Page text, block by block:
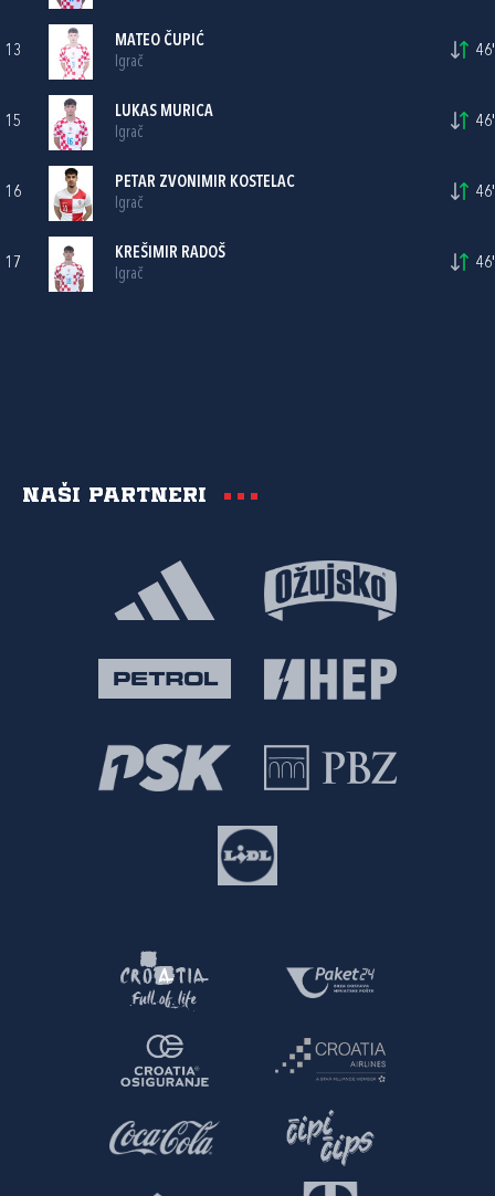
13
MATEO ČUPIĆ
Igrač
46'
15
LUKAS MURICA
Igrač
46'
16
PETAR ZVONIMIR KOSTELAC
Igrač
46'
17
KREŠIMIR RADOŠ
Igrač
46'
Naši partneri